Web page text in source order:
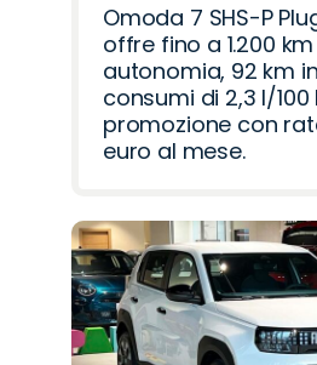
Omoda 7 SHS-P
offre fino a 1.200
autonomia, 92 km
consumi di 2,3 l/
promozione con
euro al mese.